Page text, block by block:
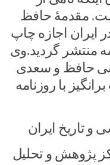
مقدمهٔ حافظ
ایران اجازه چاپ
منتشر گردید.وی
جهانی حافظ و سعدی
با روزنامه
و تاریخ ایران
«مرکز پژوهش و تحلیل